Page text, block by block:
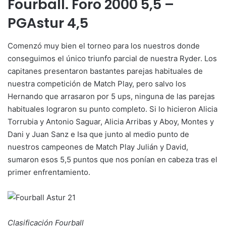
Fourball. Foro 2000 5,5 –
PGAstur 4,5
Comenzó muy bien el torneo para los nuestros donde
conseguimos el único triunfo parcial de nuestra Ryder. Los
capitanes presentaron bastantes parejas habituales de
nuestra competición de Match Play, pero salvo los
Hernando que arrasaron por 5 ups, ninguna de las parejas
habituales lograron su punto completo. Si lo hicieron Alicia
Torrubia y Antonio Saguar, Alicia Arribas y Aboy, Montes y
Dani y Juan Sanz e Isa que junto al medio punto de
nuestros campeones de Match Play Julián y David,
sumaron esos 5,5 puntos que nos ponían en cabeza tras el
primer enfrentamiento.
Clasificación Fourball